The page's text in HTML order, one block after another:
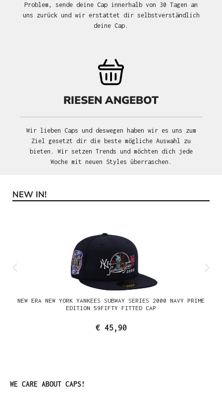
Problem, sende deine Cap innerhalb von 30 Tagen an
uns zurück und wir erstattet dir selbstverständlich
deine Cap.
RIESEN ANGEBOT
Wir lieben Caps und deswegen haben wir es uns zum
Ziel gesetzt dir die beste mögliche Auswahl zu
bieten. Wir setzen Trends und möchten dich jede
Woche mit neuen Styles überraschen.
Produktgalerie überspringen
NEW IN!
NEW ERA NEW YORK YANKEES SUBWAY SERIES 2000 NAVY PRIME
EDITION 59FIFTY FITTED CAP
€ 45,90
Produktgalerie überspringen
WE CARE ABOUT CAPS!